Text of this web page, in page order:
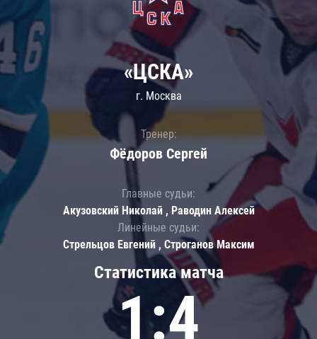
Статистика матча
1:4
«ЦСКА»
г. Москва
Тренер:
Фёдоров Сергей
Главные судьи:
Акузовский Николай , Раводин Алексей
Линейные судьи:
Стрельцов Евгений , Строганов Максим